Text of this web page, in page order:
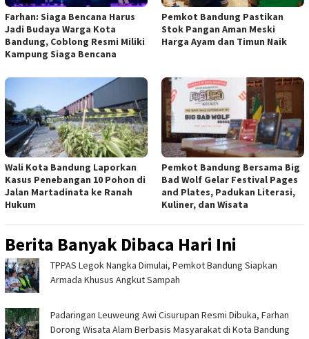
Farhan: Siaga Bencana Harus
Jadi Budaya Warga Kota
Bandung, Coblong Resmi Miliki
Kampung Siaga Bencana
Pemkot Bandung Pastikan
Stok Pangan Aman Meski
Harga Ayam dan Timun Naik
Wali Kota Bandung Laporkan
Kasus Penebangan 10 Pohon di
Jalan Martadinata ke Ranah
Hukum
Pemkot Bandung Bersama Big
Bad Wolf Gelar Festival Pages
and Plates, Padukan Literasi,
Kuliner, dan Wisata
Berita Banyak Dibaca Hari Ini
TPPAS Legok Nangka Dimulai, Pemkot Bandung Siapkan
Armada Khusus Angkut Sampah
Padaringan Leuweung Awi Cisurupan Resmi Dibuka, Farhan
Dorong Wisata Alam Berbasis Masyarakat di Kota Bandung